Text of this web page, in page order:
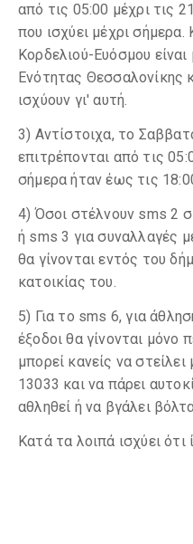
από τις 05:00 μέχρι τις
που ισχύει μέχρι σήμερα.
Κορδελιού-Ευόσμου
Ενότητας Θεσσαλονίκης
ισχύουν γι' αυτή.
3) Αντίστοιχα, το
επιτρέπονται από τις
σήμερα ήταν έως τις
4) Όσοι στέλνουν sms 2
ή sms 3 για συναλλαγές
θα γίνονται εντός του
κατοικίας του.
5) Για το sms 6, για
έξοδοι θα γίνονται μόνο
μπορεί κανείς να
13033 και να πάρει
αθληθεί ή να βγάλει
Κατά τα λοιπά ισχύει ότι